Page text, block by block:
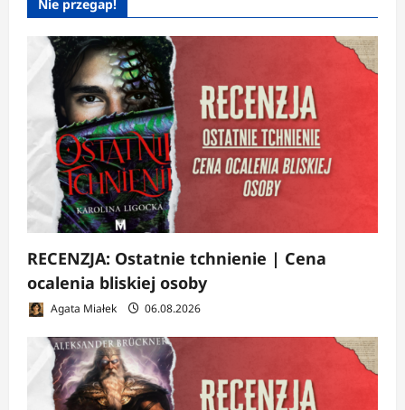
Nie przegap!
RECENZJA: Ostatnie tchnienie | Cena
ocalenia bliskiej osoby
Agata Miałek 06.08.2026